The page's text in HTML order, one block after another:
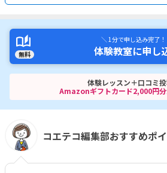
無料
＼ 1分で申し込み完了！
体験教室に申し
体験レッスン＋口コミ
Amazonギフトカード2,000円分
コエテコ編集部おすすめポ